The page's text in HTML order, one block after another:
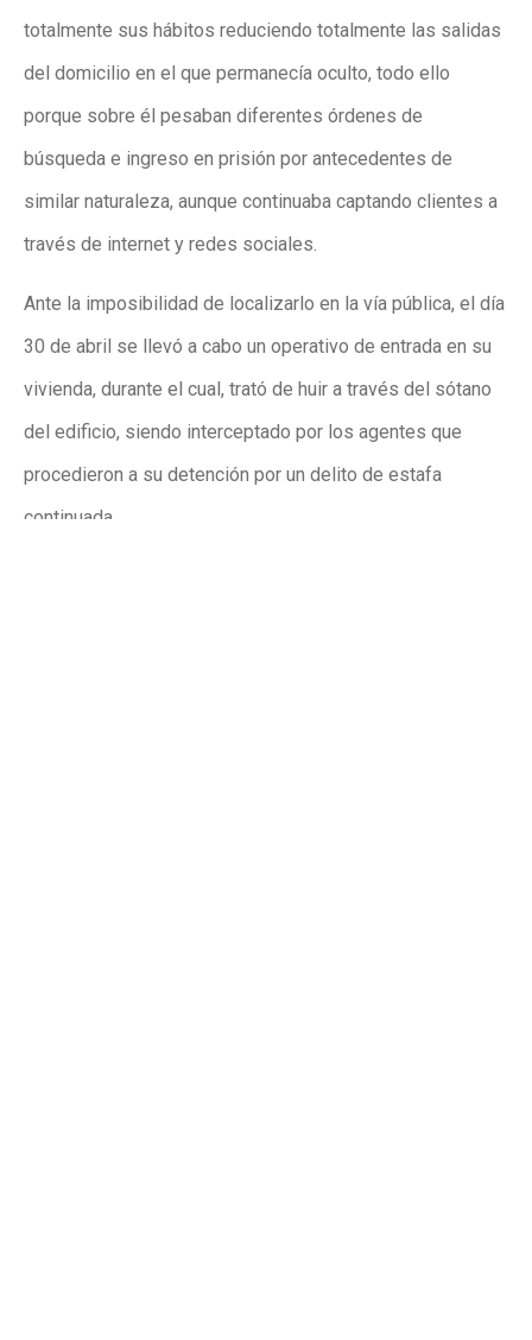
totalmente sus hábitos reduciendo totalmente las salidas
del domicilio en el que permanecía oculto, todo ello
porque sobre él pesaban diferentes órdenes de
búsqueda e ingreso en prisión por antecedentes de
similar naturaleza, aunque continuaba captando clientes a
través de internet y redes sociales.
Ante la imposibilidad de localizarlo en la vía pública, el día
30 de abril se llevó a cabo un operativo de entrada en su
vivienda, durante el cual, trató de huir a través del sótano
del edificio, siendo interceptado por los agentes que
procedieron a su detención por un delito de estafa
continuada.